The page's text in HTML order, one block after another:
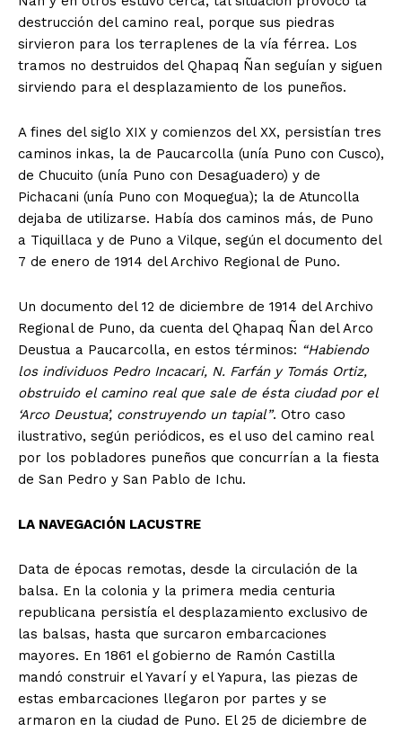
destrucción del camino real, porque sus piedras
sirvieron para los terraplenes de la vía férrea. Los
tramos no destruidos del Qhapaq Ñan seguían y siguen
sirviendo para el desplazamiento de los puneños.
A fines del siglo XIX y comienzos del XX, persistían tres
caminos inkas, la de Paucarcolla (unía Puno con Cusco),
de Chucuito (unía Puno con Desaguadero) y de
Pichacani (unía Puno con Moquegua); la de Atuncolla
dejaba de utilizarse. Había dos caminos más, de Puno
a Tiquillaca y de Puno a Vilque, según el documento del
7 de enero de 1914 del Archivo Regional de Puno.
Un documento del 12 de diciembre de 1914 del Archivo
Regional de Puno, da cuenta del Qhapaq Ñan del Arco
Deustua a Paucarcolla, en estos términos: “Habiendo
los individuos Pedro Incacari, N. Farfán y Tomás Ortiz,
obstruido el camino real que sale de ésta ciudad por el
‘Arco Deustua’, construyendo un tapial”. Otro caso
ilustrativo, según periódicos, es el uso del camino real
por los pobladores puneños que concurrían a la fiesta
de San Pedro y San Pablo de Ichu.
LA NAVEGACIÓN LACUSTRE
Data de épocas remotas, desde la circulación de la
balsa. En la colonia y la primera media centuria
republicana persistía el desplazamiento exclusivo de
las balsas, hasta que surcaron embarcaciones
mayores. En 1861 el gobierno de Ramón Castilla
mandó construir el Yavarí y el Yapura, las piezas de
estas embarcaciones llegaron por partes y se
armaron en la ciudad de Puno. El 25 de diciembre de